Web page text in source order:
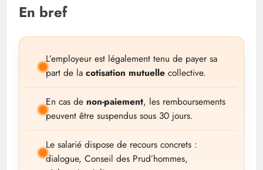
En bref
L’employeur est légalement tenu de payer sa
part de la cotisation mutuellecollective.
En cas de non-paiement, les remboursements
peuvent être suspendus sous 30 jours.
Le salarié dispose de recours concrets :
dialogue, Conseil des Prud’hommes,